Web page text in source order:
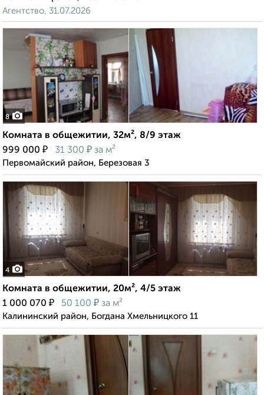
Агентство, 31.07.2026
8
Комната в общежитии, 32м², 8/9 этаж
999 000 ₽ 31 300 ₽ за м²
Первомайский район, Березовая 3
4
Комната в общежитии, 20м², 4/5 этаж
1 000 070 ₽ 50 100 ₽ за м²
Калининский район, Богдана Хмельницкого 11